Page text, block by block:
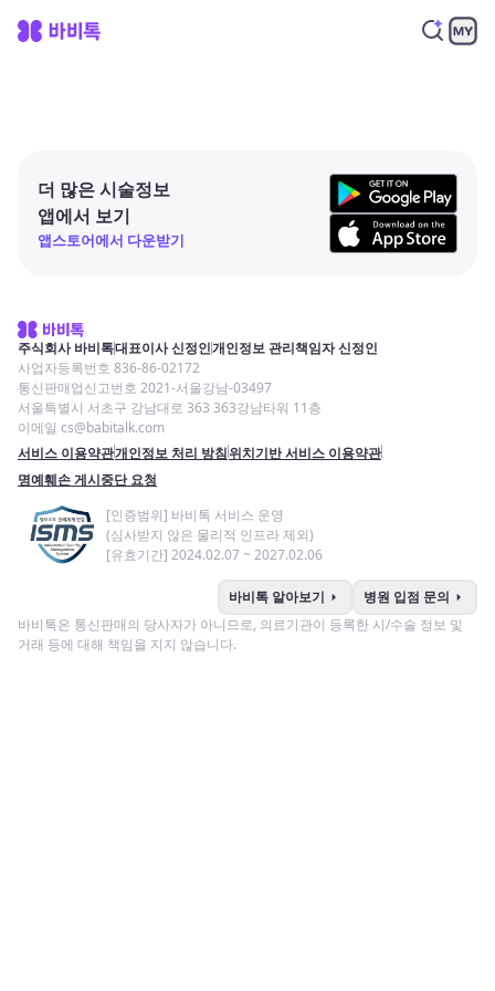
더 많은 시술정보
앱에서 보기
앱스토어에서 다운받기
주식회사 바비톡대표이사 신정인개인정보 관리책임자 신정인
사업자등록번호 836-86-02172
통신판매업신고번호 2021-서울강남-03497
서울특별시 서초구 강남대로 363 363강남타워 11층
이메일 cs@babitalk.com
서비스 이용약관개인정보 처리 방침위치기반 서비스 이용약관
명예훼손 게시중단 요청
[인증범위] 바비톡 서비스 운영
(심사받지 않은 물리적 인프라 제외)
[유효기간] 2024.02.07 ~ 2027.02.06
바비톡 알아보기 arrow_right 병원 입점 문의 arrow_right
바비톡은 통신판매의 당사자가 아니므로, 의료기관이 등록한 시/수술 정보 및
거래 등에 대해 책임을 지지 않습니다.